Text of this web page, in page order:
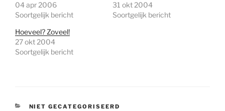
04 apr 2006
Soortgelijk bericht
31 okt 2004
Soortgelijk bericht
Hoeveel? Zoveel!
27 okt 2004
Soortgelijk bericht
CATEGORIEËN
NIET GECATEGORISEERD